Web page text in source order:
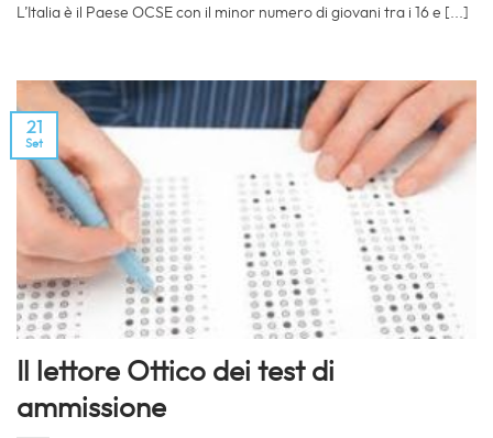
L’Italia è il Paese OCSE con il minor numero di giovani tra i 16 e [...]
Il lettore Ottico dei test di
ammissione
21
Set